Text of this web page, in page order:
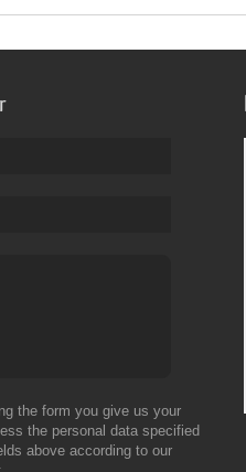
the form you give us your
the personal data specified
above according to our